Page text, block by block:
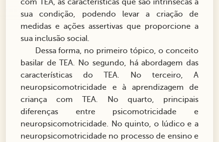
com TEA, as características que são intrínsecas a
sua condição, podendo levar a criação de
medidas e ações assertivas que proporcione a
sua inclusão social.
Dessa forma, no primeiro tópico, o conceito
basilar de TEA. No segundo, há abordagem das
características do TEA. No terceiro, A
neuropsicomotricidade e à aprendizagem de
criança com TEA. No quarto, principais
diferenças entre psicomotricidade e
neuropsicomotricidade. No quinto, o lúdico e a
neuropsicomotricidade no processo de ensino e